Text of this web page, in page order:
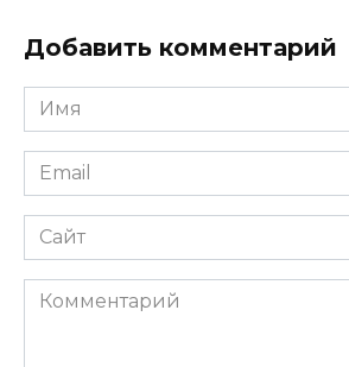
Добавить комментарий
Имя
*
Email
*
Сайт
Комментарий